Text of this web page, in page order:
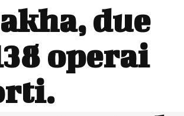
due
operai